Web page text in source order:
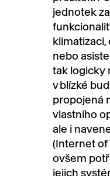
jednotek
nebo
tak logicky
v blízké
propojená
vlastního
ale i
(Internet of
ovšem
jejich